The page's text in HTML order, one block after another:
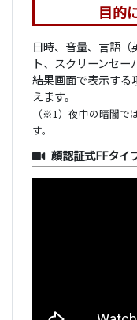
目的
日時、音量、言語
ト、スクリーンセ
結果画面で表示する
えます。
（※1）夜中の暗闇で
す。
顔認証式FFタイ